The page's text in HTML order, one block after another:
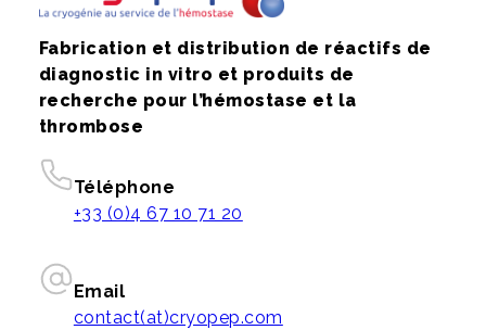
Fabrication et distribution de réactifs de
diagnostic in vitro et produits de
recherche pour l’hémostase et la
thrombose
Téléphone
+33 (0)4 67 10 71 20
Email
contact(at)cryopep.com